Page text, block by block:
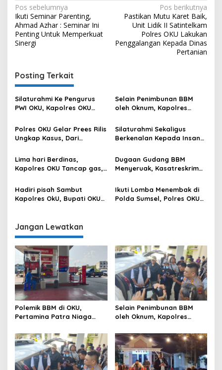
Navigasi
pos
Pos sebelumnya
Ikuti Seminar Parenting,
Ahmad Azhar : Seminar Ini
Penting Untuk Memperkuat
Sinergi
Pos berikutnya
Pastikan Mutu Karet Baik,
Unit Lidik II Satintelkam
Polres OKU Lakukan
Penggalangan Kepada Dinas
Pertanian
Posting Terkait
Silaturahmi Ke Pengurus
PWI OKU, Kapolres OKU
Media dan Polri
Selain Penimbunan BBM
oleh Oknum, Kapolres
Kurang, Pertamina Patra
Niaga Bungkam
Polres OKU Gelar Prees Rilis
Ungkap Kasus, Dari
BBM Hingga Kasus Korupsi
Silaturahmi Sekaligus
Berkenalan Kepada Insan
Puluhan Wartawan Ngopi
Bareng
Lima hari Berdinas,
Kapolres OKU Tancap gas,
dan Forkompimda
Dugaan Gudang BBM
Menyeruak, Kasatreskrim
Kita Pasang Police Line
Hadiri pisah Sambut
Kapolres OkU, Bupati OKU
Daerah
Ikuti Lomba Menembak di
Polda Sumsel, Polres OKU
Jangan Lewatkan
Polemik BBM di OKU,
Pertamina Patra Niaga
Optimalkan Penyaluran
BBM Subsidi dan Perkuat
Pengawasan di Kabupaten
Ogan Komering Ulu
Selain Penimbunan BBM
oleh Oknum, Kapolres
Kurang, Pertamina Patra
Niaga Bungkam